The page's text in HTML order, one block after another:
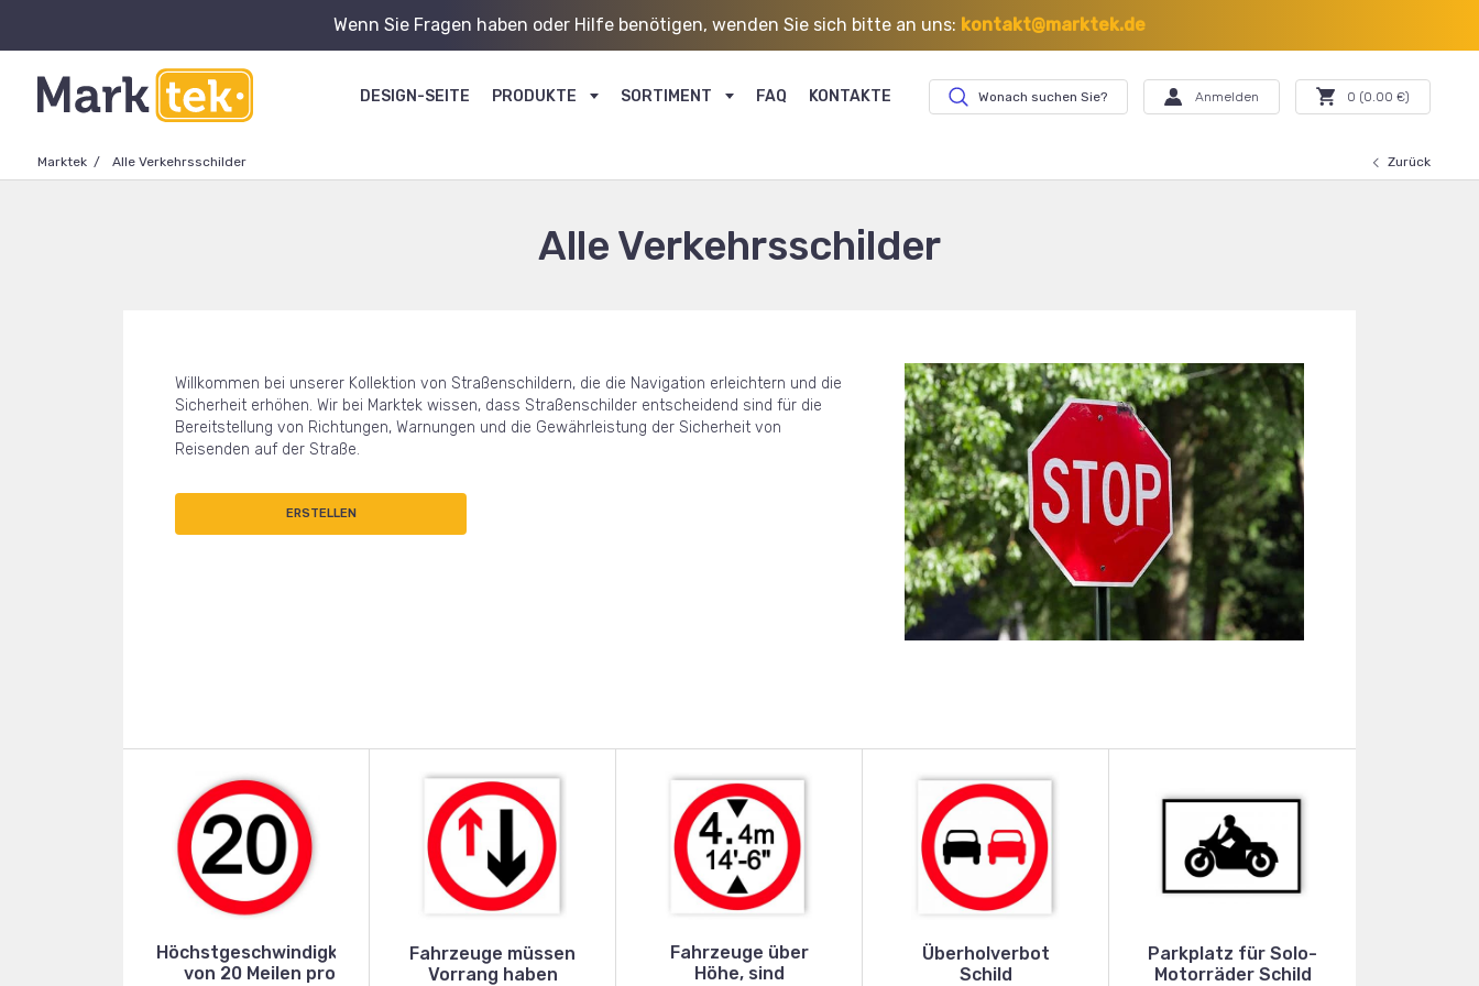
Wenn Sie Fragen haben oder Hilfe benötigen, wenden Sie sich bitte an uns: kontakt@marktek.de
DESIGN-SEITE PRODUKTE SORTIMENT FAQ KONTAKTE Wonach suchen Sie? Anmelden 0 (0.00 €)
Marktek Alle Verkehrsschilder Zurück
Alle Verkehrsschilder
Willkommen bei unserer Kollektion von Straßenschildern, die die Navigation erleichtern und die
Sicherheit erhöhen. Wir bei Marktek wissen, dass Straßenschilder entscheidend sind für die
Bereitstellung von Richtungen, Warnungen und die Gewährleistung der Sicherheit von
Reisenden auf der Straße.
ERSTELLEN
Höchstgeschwindigkeit
von 20 Meilen pro
Fahrzeuge müssen
Vorrang haben
Fahrzeuge über
Höhe, sind
Überholverbot
Schild
Parkplatz für Solo-
Motorräder Schild